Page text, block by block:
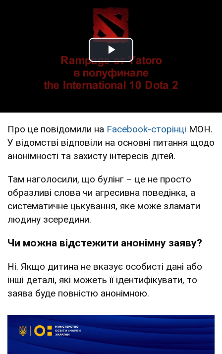
Play Video
Про це повідомили на Facebook-сторінці МОН.
У відомстві відповіли на основні питання щодо
анонімності та захисту інтересів дітей.
Там наголосили, що булінг – це не просто
образливі слова чи агресивна поведінка, а
систематичне цькування, яке може зламати
людину зсередини.
Чи можна відстежити анонімну заяву?
Ні. Якщо дитина не вказує особисті дані або
інші деталі, які можеть її ідентифікувати, то
заява буде повністю анонімною.